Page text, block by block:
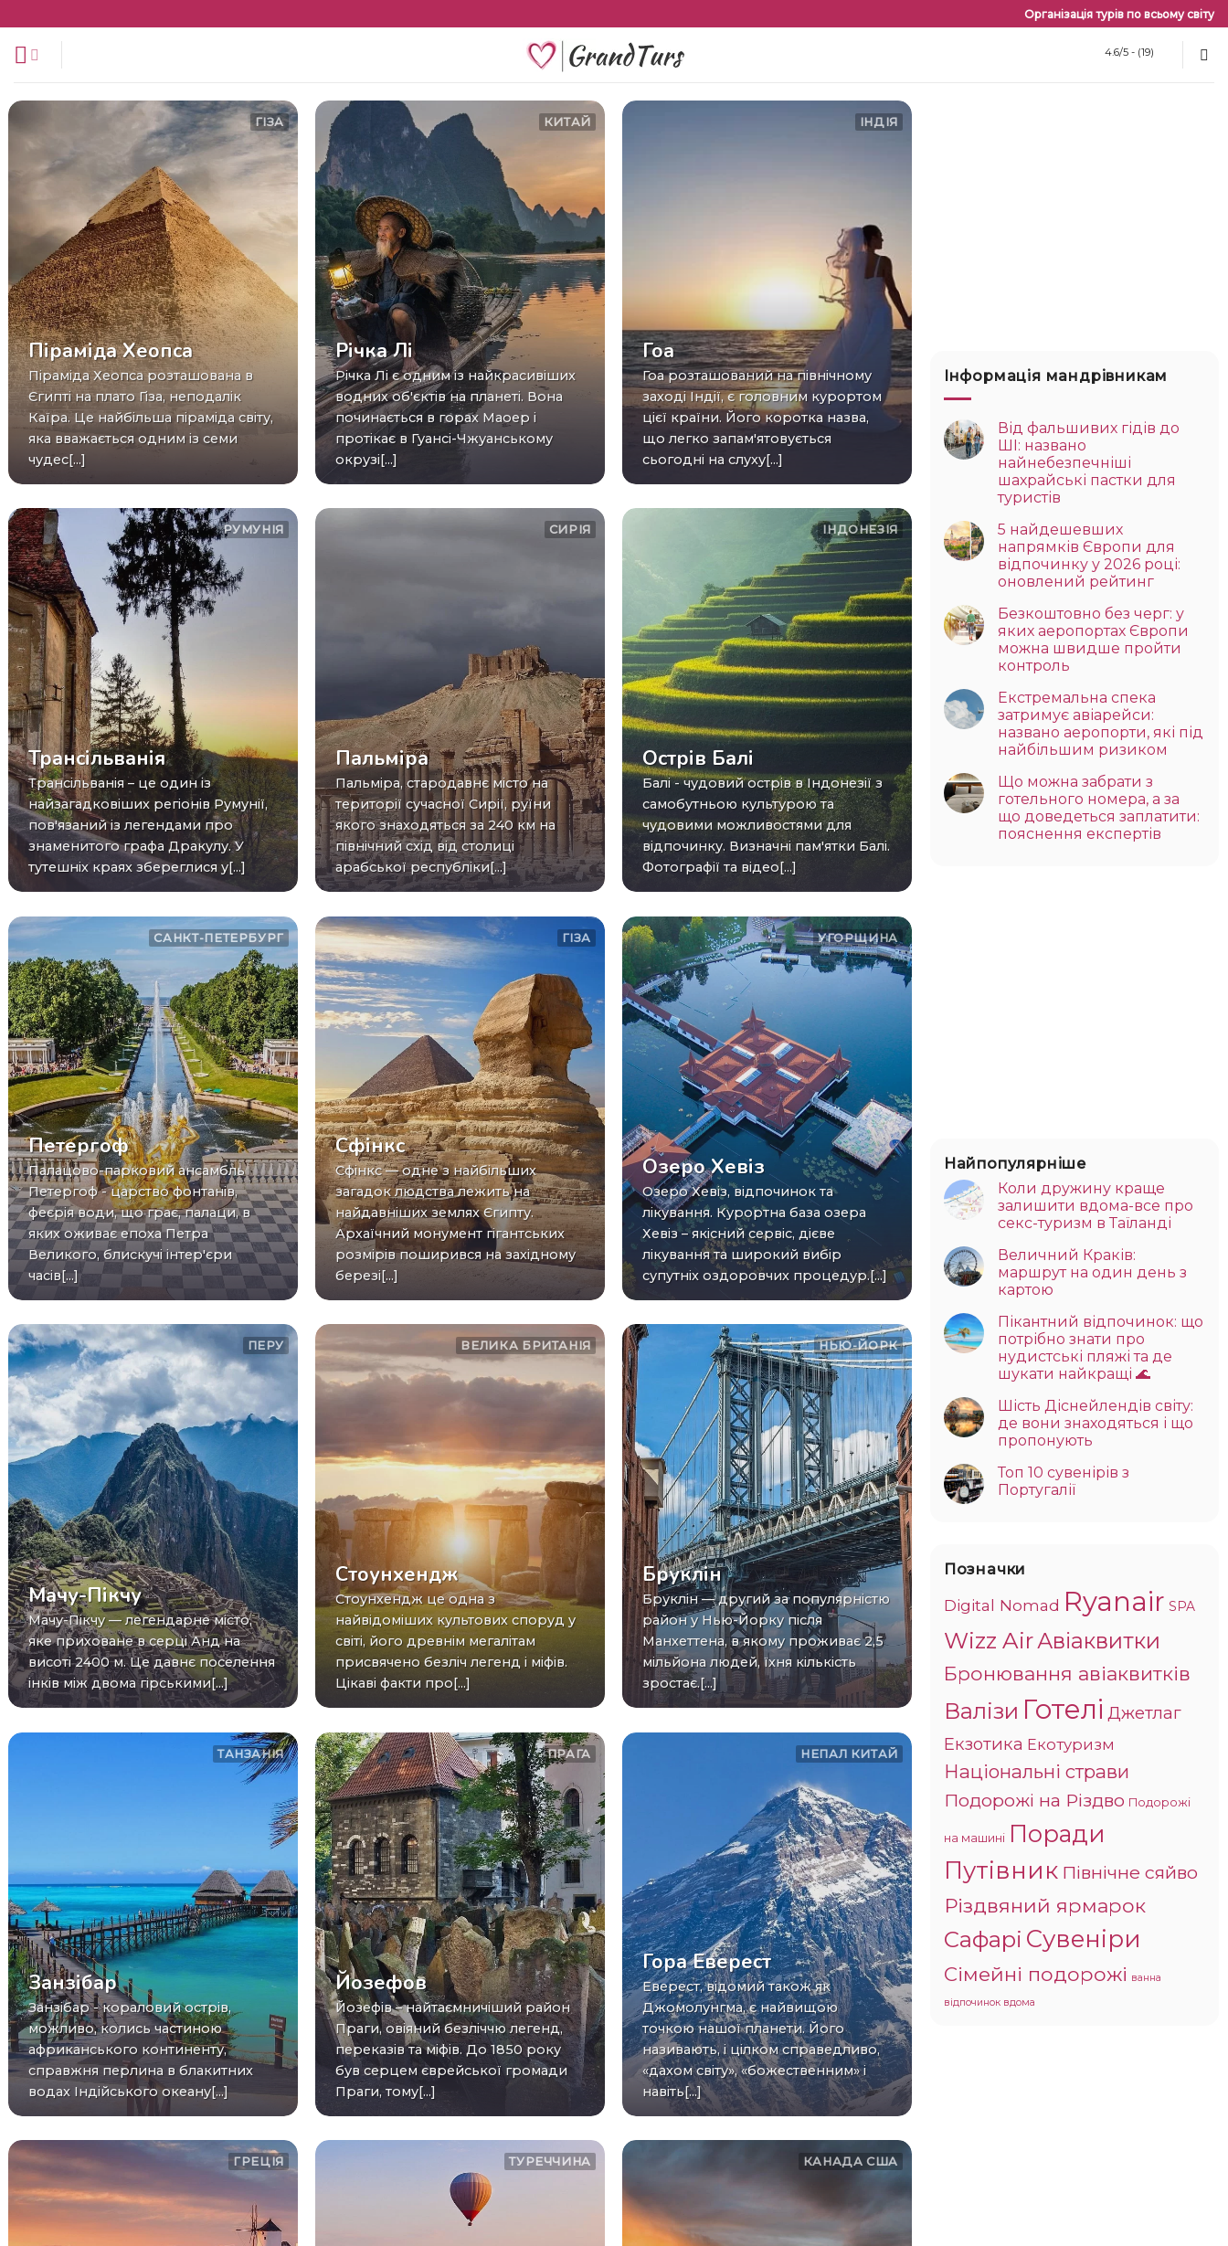
змісту
Організація турів по всьому світу
4.6/5 - (19)
ГІЗА
Піраміда Хеопса
Піраміда Хеопса розташована в
Єгипті на плато Гіза, неподалік
Каїра. Це найбільша піраміда світу,
яка вважається одним із семи
чудес[...]
КИТАЙ
Річка Лі
Річка Лі є одним із найкрасивіших
водних об'єктів на планеті. Вона
починається в горах Маоер і
протікає в Гуансі-Чжуанському
окрузі[...]
ІНДІЯ
Гоа
Гоа розташований на північному
заході Індії, є головним курортом
цієї країни. Його коротка назва,
що легко запам'ятовується
сьогодні на слуху[...]
РУМУНІЯ
Трансільванія
Трансільванія – це один із
найзагадковіших регіонів Румунії,
пов'язаний із легендами про
знаменитого графа Дракулу. У
тутешніх краях збереглися у[...]
СИРІЯ
Пальміра
Пальміра, стародавнє місто на
території сучасної Сирії, руїни
якого знаходяться за 240 км на
північний схід від столиці
арабської республіки[...]
ІНДОНЕЗІЯ
Острів Балі
Балі - чудовий острів в Індонезії з
самобутньою культурою та
чудовими можливостями для
відпочинку. Визначні пам'ятки Балі.
Фотографії та відео[...]
САНКТ-ПЕТЕРБУРГ
Петергоф
Палацово-парковий ансамбль
Петергоф - царство фонтанів,
феєрія води, що грає, палаци, в
яких оживає епоха Петра
Великого, блискучі інтер'єри
часів[...]
ГІЗА
Сфінкс
Сфінкс — одне з найбільших
загадок людства лежить на
найдавніших землях Єгипту.
Архаїчний монумент гігантських
розмірів поширився на західному
березі[...]
УГОРЩИНА
Озеро Хевіз
Озеро Хевіз, відпочинок та
лікування. Курортна база озера
Хевіз – якісний сервіс, дієве
лікування та широкий вибір
супутніх оздоровчих процедур.[...]
ПЕРУ
Мачу-Пікчу
Мачу-Пікчу — легендарне місто,
яке приховане в серці Анд на
висоті 2400 м. Це давнє поселення
інків між двома гірськими[...]
ВЕЛИКА БРИТАНІЯ
Стоунхендж
Стоунхендж це одна з
найвідоміших культових споруд у
світі, його древнім мегалітам
присвячено безліч легенд і міфів.
Цікаві факти про[...]
НЬЮ-ЙОРК
Бруклін
Бруклін — другий за популярністю
район у Нью-Йорку після
Манхеттена, в якому проживає 2,5
мільйона людей, їхня кількість
зростає.[...]
ТАНЗАНІЯ
Занзібар
Занзібар - кораловий острів,
можливо, колись частиною
африканського континенту,
справжня перлина в блакитних
водах Індійського океану[...]
ПРАГА
Йозефов
Йозефів – найтаємничіший район
Праги, овіяний безліччю легенд,
переказів та міфів. До 1850 року
був серцем єврейської громади
Праги, тому[...]
НЕПАЛ КИТАЙ
Гора Еверест
Еверест, відомий також як
Джомолунгма, є найвищою
точкою нашої планети. Його
називають, і цілком справедливо,
«дахом світу», «божественним» і
навіть[...]
ГРЕЦІЯ ТУРЕЧЧИНА КАНАДА США
Інформація мандрівникам
Від фальшивих гідів до
ШІ: названо
найнебезпечніші
шахрайські пастки для
туристів
5 найдешевших
напрямків Європи для
відпочинку у 2026 році:
оновлений рейтинг
Безкоштовно без черг: у
яких аеропортах Європи
можна швидше пройти
контроль
Екстремальна спека
затримує авіарейси:
названо аеропорти, які під
найбільшим ризиком
Що можна забрати з
готельного номера, а за
що доведеться заплатити:
пояснення експертів
Найпопулярніше
Коли дружину краще
залишити вдома-все про
секс-туризм в Таїланді
Величний Краків:
маршрут на один день з
картою
Пікантний відпочинок: що
потрібно знати про
нудистські пляжі та де
шукати найкращі 🌊
Шість Діснейлендів світу:
де вони знаходяться і що
пропонують
Топ 10 сувенірів з
Португалії
Позначки
Digital Nomad Ryanair SPA
Wizz AirАвіаквитки
Бронювання авіаквитків
Валізи Готелі Джетлаг
Екзотика Екотуризм
Національні страви
Подорожі на Різдво Подорожі
на машині Поради
Путівник Північне сяйво
Різдвяний ярмарок
Сафарі Сувеніри
Сімейні подорожі ванна
відпочинок вдома